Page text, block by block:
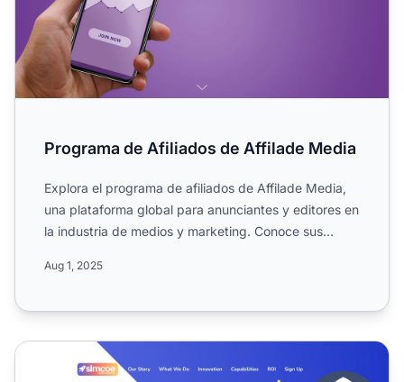
Programa de Afiliados de Affilade Media
Explora el programa de afiliados de Affilade Media,
una plataforma global para anunciantes y editores en
la industria de medios y marketing. Conoce sus
Aug 1, 2025
Programa de Afiliados de Simcoe Media Solutions